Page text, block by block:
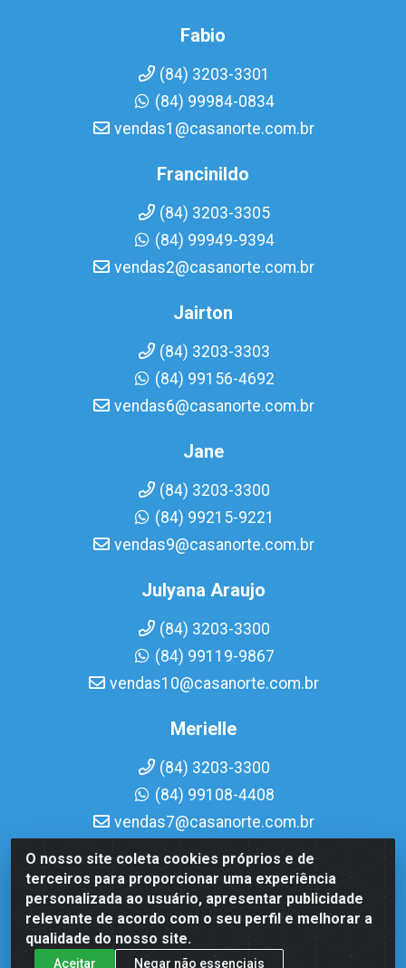
O nosso site coleta cookies próprios e de
terceiros para proporcionar uma experiência
personalizada ao usuário, apresentar publicidade
relevante de acordo com o seu perfil e melhorar a
qualidade do nosso site.
Aceitar Negar não essenciais
Fabio
(84) 3203-3301
(84) 99984-0834
vendas1@casanorte.com.br
Francinildo
(84) 3203-3305
(84) 99949-9394
vendas2@casanorte.com.br
Jairton
(84) 3203-3303
(84) 99156-4692
vendas6@casanorte.com.br
Jane
(84) 3203-3300
(84) 99215-9221
vendas9@casanorte.com.br
Julyana Araujo
(84) 3203-3300
(84) 99119-9867
vendas10@casanorte.com.br
Merielle
(84) 3203-3300
(84) 99108-4408
vendas7@casanorte.com.br
Casa Norte LTDA - Av. Interventor Mário Câmara, 1815 -
Dix-Sept Rosado, Natal/RN - CEP 59054-600 - CNPJ
08.713.513/0001-51